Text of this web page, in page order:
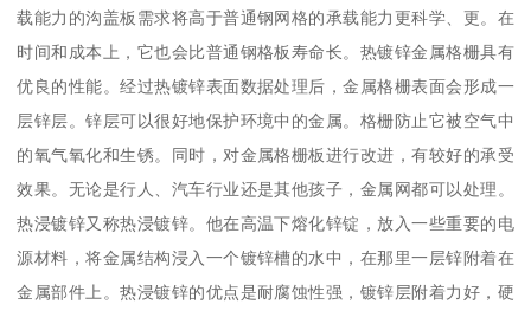
载能力的沟盖板需求将高于普通钢网格的承载能力更科学、更。在
时间和成本上，它也会比普通钢格板寿命长。热镀锌金属格栅具有
优良的性能。经过热镀锌表面数据处理后，金属格栅表面会形成一
层锌层。锌层可以很好地保护环境中的金属。格栅防止它被空气中
的氧气氧化和生锈。同时，对金属格栅板进行改进，有较好的承受
效果。无论是行人、汽车行业还是其他孩子，金属网都可以处理。
热浸镀锌又称热浸镀锌。他在高温下熔化锌锭，放入一些重要的电
源材料，将金属结构浸入一个镀锌槽的水中，在那里一层锌附着在
金属部件上。热浸镀锌的优点是耐腐蚀性强，镀锌层附着力好，硬